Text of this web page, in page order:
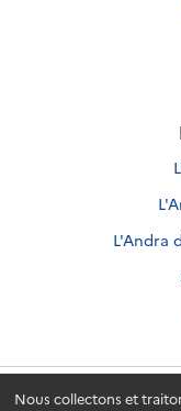
Nous collectons et
L'Andra
Andra.fr ©